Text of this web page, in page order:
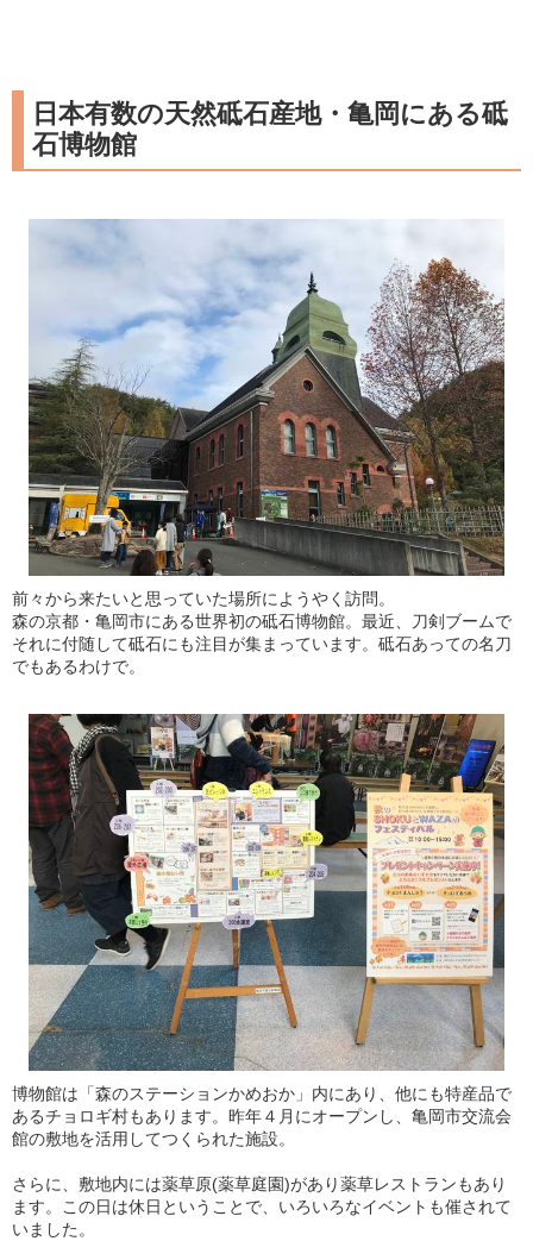
日本有数の天然砥石産地・亀岡にある砥
石博物館
前々から来たいと思っていた場所にようやく訪問。
森の京都・亀岡市にある世界初の砥石博物館。最近、刀剣ブームで
それに付随して砥石にも注目が集まっています。砥石あっての名刀
でもあるわけで。
博物館は「森のステーションかめおか」内にあり、他にも特産品で
あるチョロギ村もあります。昨年４月にオープンし、亀岡市交流会
館の敷地を活用してつくられた施設。
さらに、敷地内には薬草原(薬草庭園)があり薬草レストランもあり
ます。この日は休日ということで、いろいろなイベントも催されて
いました。